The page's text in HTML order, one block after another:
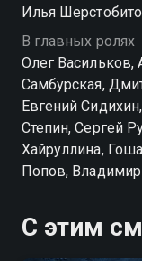
Илья
В главных ролях
Олег Васильков,
Самбурская,
Евгений
Степин, Сергей
Хайруллина,
Попов,
С этим